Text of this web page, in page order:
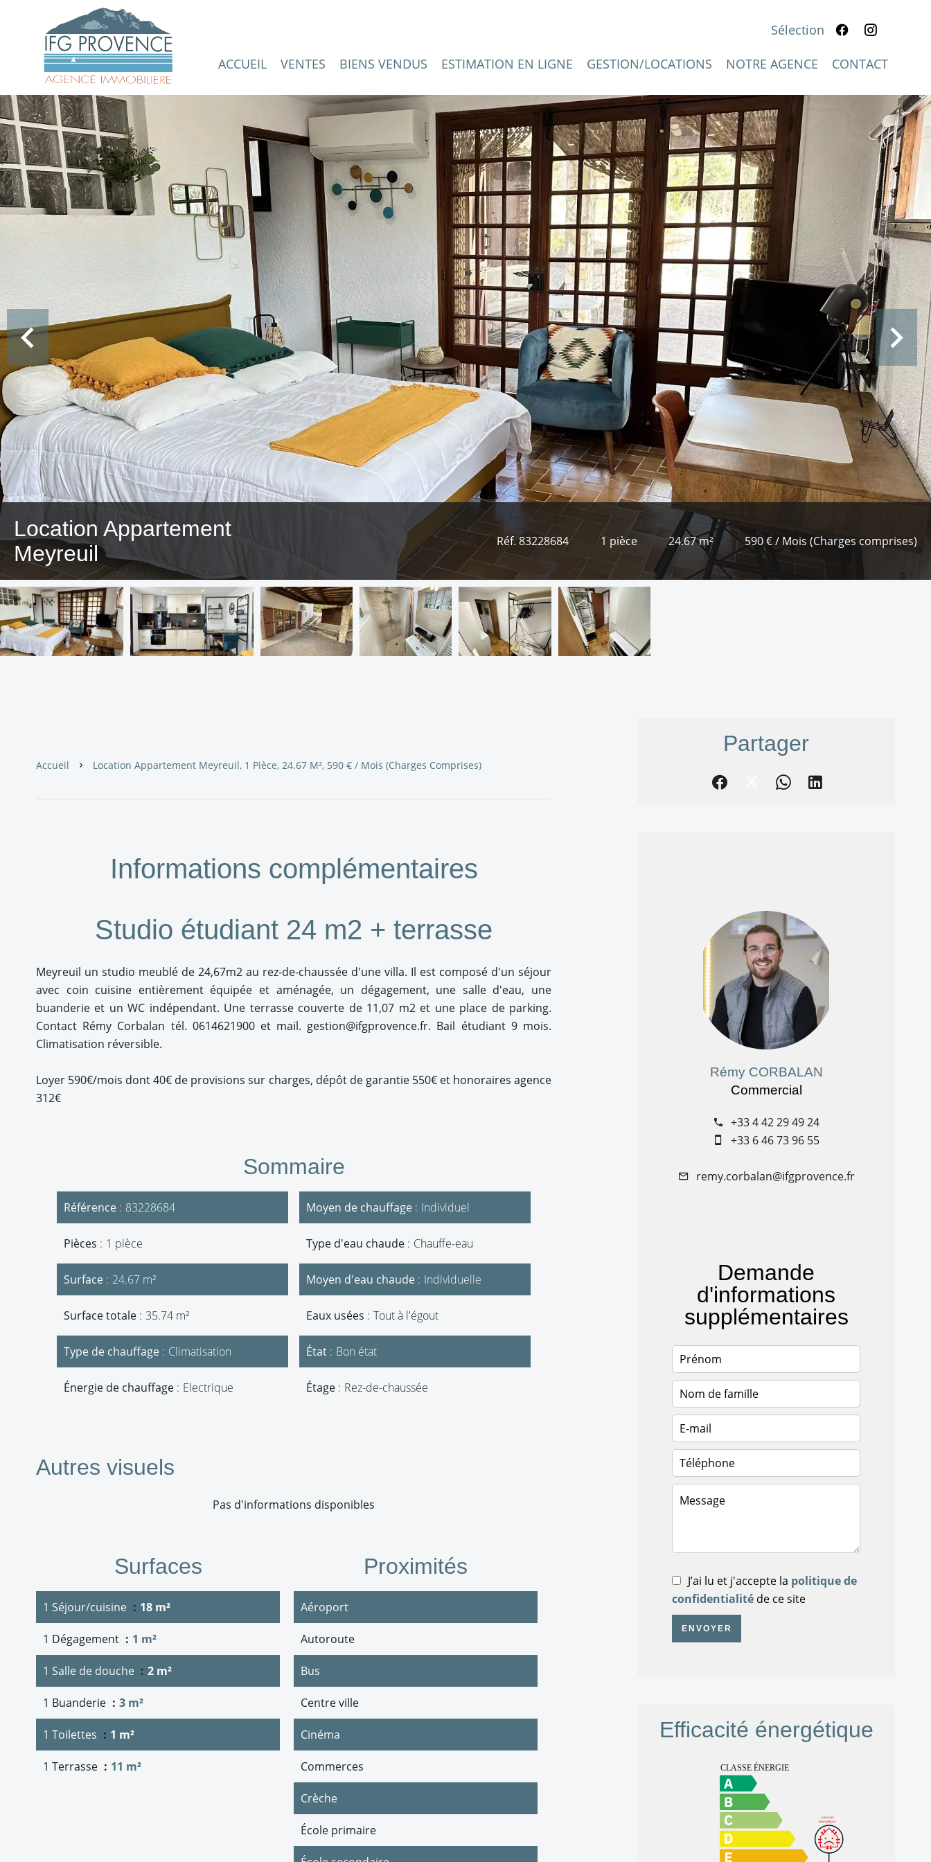
Sélection
ACCUEIL VENTES BIENS VENDUS ESTIMATION EN LIGNE GESTION/LOCATIONS NOTRE AGENCE CONTACT
Location Appartement
Meyreuil
Réf. 83228684 1 pièce 24.67 m² 590 € / Mois (Charges comprises)
Accueil Location Appartement Meyreuil, 1 Pièce, 24.67 M², 590 € / Mois (Charges Comprises)
Informations complémentaires
Studio étudiant 24 m2 + terrasse
Meyreuil un studio meublé de 24,67m2 au rez-de-chaussée d'une villa. Il est composé d'un séjour
avec coin cuisine entièrement équipée et aménagée, un dégagement, une salle d'eau, une
buanderie et un WC indépendant. Une terrasse couverte de 11,07 m2 et une place de parking.
Contact Rémy Corbalan tél. 0614621900 et mail. gestion@ifgprovence.fr. Bail étudiant 9 mois.
Climatisation réversible.
Loyer 590€/mois dont 40€ de provisions sur charges, dépôt de garantie 550€ et honoraires agence
312€
Sommaire
Référence 83228684
Pièces 1 pièce
Surface 24.67 m²
Surface totale 35.74 m²
Type de chauffage Climatisation
Énergie de chauffage Electrique
Moyen de chauffage Individuel
Type d'eau chaude Chauffe-eau
Moyen d'eau chaude Individuelle
Eaux usées Tout à l'égout
État Bon état
Étage Rez-de-chaussée
Autres visuels
Pas d'informations disponibles
Surfaces
1 Séjour/cuisine 18 m²
1 Dégagement 1 m²
1 Salle de douche 2 m²
1 Buanderie 3 m²
1 Toilettes 1 m²
1 Terrasse 11 m²
Proximités
Aéroport
Autoroute
Bus
Centre ville
Cinéma
Commerces
Crèche
École primaire
Partager
Rémy CORBALAN
Commercial
+33 4 42 29 49 24
+33 6 46 73 96 55
remy.corbalan@ifgprovence.fr
Demande
d'informations
supplémentaires
J’ai lu et j'accepte la politique de
confidentialité de ce site
ENVOYER
Efficacité énergétique